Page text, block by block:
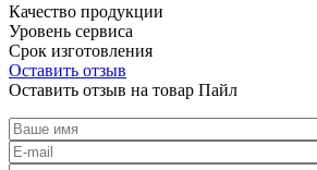
Качество продукции
Уровень сервиса
Срок изготовления
Оставить отзыв
Оставить отзыв на товар Пайл